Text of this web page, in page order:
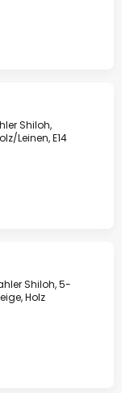
Shiloh,
Leinen, E14
Shiloh, 5-
Holz